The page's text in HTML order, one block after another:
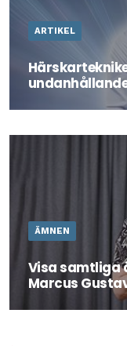
ARTIKEL
Läs artikeln "så
ÄMNEN
Visa samtliga
Marcus
Marcus är en